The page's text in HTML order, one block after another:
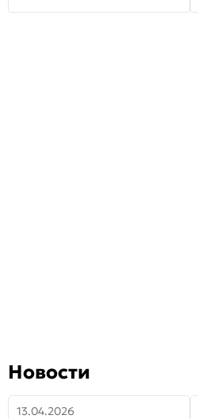
Новости
13.04.2026